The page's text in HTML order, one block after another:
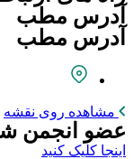
آدرس مطب
آدرس مطب
مشاهده روی نقشه
عضو انجمن
اینجا کلیک کنید